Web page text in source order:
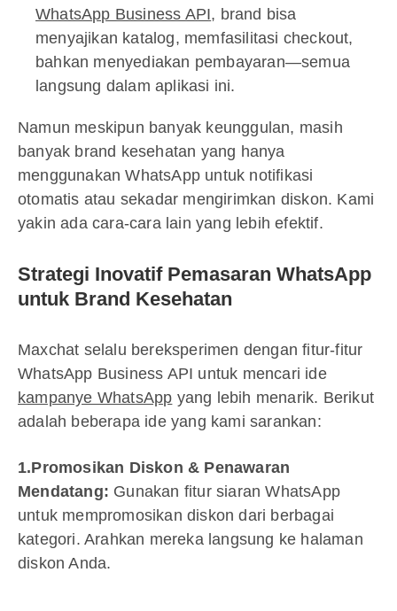
WhatsApp Business API, brand bisa
menyajikan katalog, memfasilitasi checkout,
bahkan menyediakan pembayaran—semua
langsung dalam aplikasi ini.
Namun meskipun banyak keunggulan, masih
banyak brand kesehatan yang hanya
menggunakan WhatsApp untuk notifikasi
otomatis atau sekadar mengirimkan diskon. Kami
yakin ada cara-cara lain yang lebih efektif.
Strategi Inovatif Pemasaran WhatsApp
untuk Brand Kesehatan
Maxchat selalu bereksperimen dengan fitur-fitur
WhatsApp Business API untuk mencari ide
kampanye WhatsApp yang lebih menarik. Berikut
adalah beberapa ide yang kami sarankan:
1.Promosikan Diskon & Penawaran
Mendatang: Gunakan fitur siaran WhatsApp
untuk mempromosikan diskon dari berbagai
kategori. Arahkan mereka langsung ke halaman
diskon Anda.